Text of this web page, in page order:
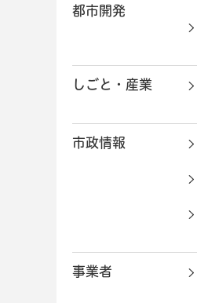
都市開発
しごと・産業
市政情報
事業者